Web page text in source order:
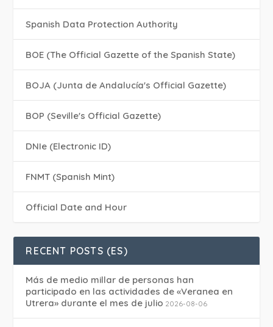
Spanish Data Protection Authority
BOE (The Official Gazette of the Spanish State)
BOJA (Junta de Andalucía's Official Gazette)
BOP (Seville's Official Gazette)
DNIe (Electronic ID)
FNMT (Spanish Mint)
Official Date and Hour
RECENT POSTS (ES)
Más de medio millar de personas han
participado en las actividades de «Veranea en
Utrera» durante el mes de julio 2026-08-06